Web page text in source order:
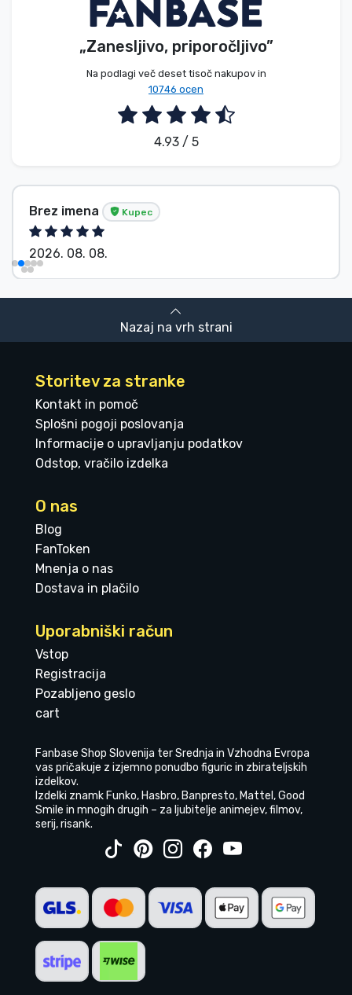
„Zanesljivo, priporočljivo”
Na podlagi več deset tisoč nakupov in
10746 ocen
4.93 / 5
Brez imena Kupec
2026. 08. 08.
Nazaj na vrh strani
Storitev za stranke
Kontakt in pomoč
Splošni pogoji poslovanja
Informacije o upravljanju podatkov
Odstop, vračilo izdelka
O nas
Blog
FanToken
Mnenja o nas
Dostava in plačilo
Uporabniški račun
Vstop
Registracija
Pozabljeno geslo
cart
Fanbase Shop Slovenija ter Srednja in Vzhodna Evropa
vas pričakuje z izjemno ponudbo figuric in zbirateljskih
izdelkov.
Izdelki znamk Funko, Hasbro, Banpresto, Mattel, Good
Smile in mnogih drugih – za ljubitelje animejev, filmov,
serij, risank.